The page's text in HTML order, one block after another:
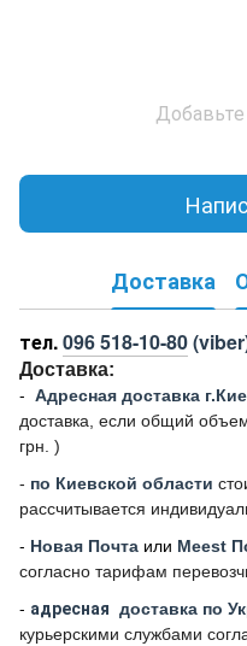
Доставка
тел.096 518-10-80
Доставка:
- Адресная доставка
доставка, если общий
грн. )
- по Киевской области
рассчитывается
- Новая Почта или Meest
согласно тарифам
- адресная доставка по
курьерскими службами